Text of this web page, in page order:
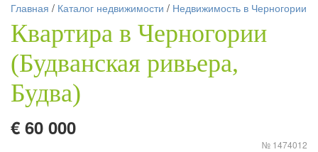
Главная / Каталог недвижимости / Недвижимость в Черногории
Квартира в Черногории
(Будванская ривьера,
Будва)
€ 60 000
№ 1474012